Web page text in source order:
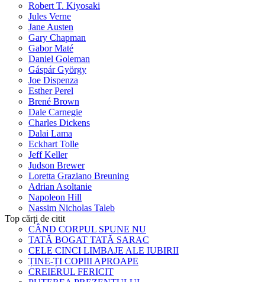
Robert T. Kiyosaki
Jules Verne
Jane Austen
Gary Chapman
Gabor Maté
Daniel Goleman
Gáspár György
Joe Dispenza
Esther Perel
Brené Brown
Dale Carnegie
Charles Dickens
Dalai Lama
Eckhart Tolle
Jeff Keller
Judson Brewer
Loretta Graziano Breuning
Adrian Asoltanie
Napoleon Hill
Nassim Nicholas Taleb
Top cărți de citit
CÂND CORPUL SPUNE NU
TATĂ BOGAT TATĂ SARAC
CELE CINCI LIMBAJE ALE IUBIRII
ȚINE-ȚI COPIII APROAPE
CREIERUL FERICIT